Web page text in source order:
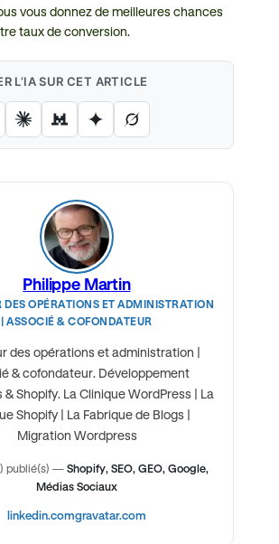
vous donnez de meilleures chances
taux de conversion.
L’IA SUR CET ARTICLE
Philippe Martin
DES OPÉRATIONS ET ADMINISTRATION
| ASSOCIÉ & COFONDATEUR
des opérations et administration |
& cofondateur. Développement
Shopify. La Clinique WordPress | La
Shopify | La Fabrique de Blogs |
Migration Wordpress
publié(s) — Shopify, SEO, GEO, Google,
Médias Sociaux
linkedin.comgravatar.com